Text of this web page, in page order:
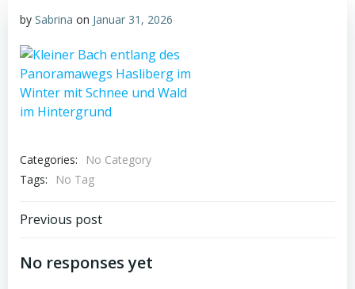
by Sabrina on Januar 31, 2026
Categories:
No Category
Tags:
No Tag
Post
navigation
Previous post
No responses yet